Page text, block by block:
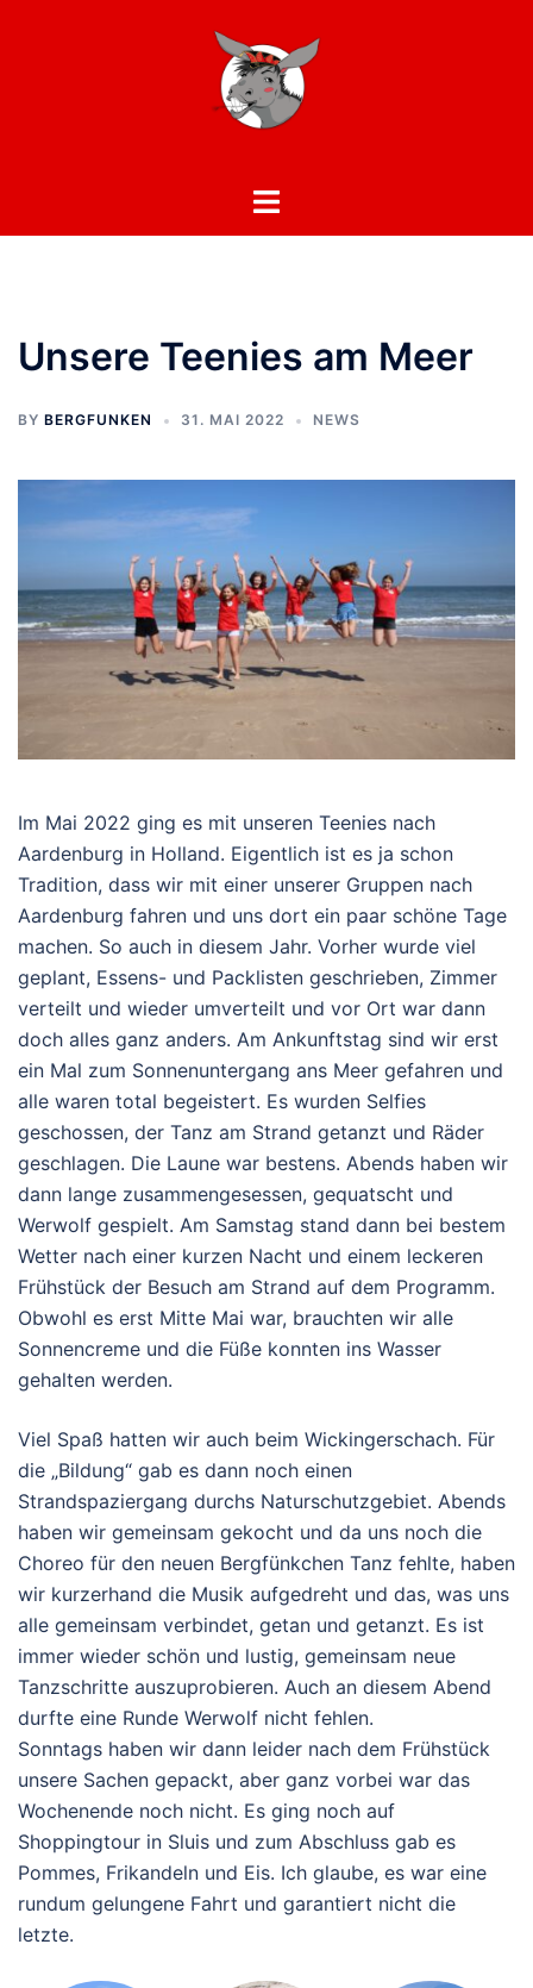
Toggle
Unsere Teenies am Meer
BY BERGFUNKEN 31. MAI 2022 NEWS
Im Mai 2022 ging es mit unseren Teenies nach
Aardenburg in Holland. Eigentlich ist es ja schon
Tradition, dass wir mit einer unserer Gruppen nach
Aardenburg fahren und uns dort ein paar schöne Tage
machen. So auch in diesem Jahr. Vorher wurde viel
geplant, Essens- und Packlisten geschrieben, Zimmer
verteilt und wieder umverteilt und vor Ort war dann
doch alles ganz anders. Am Ankunftstag sind wir erst
ein Mal zum Sonnenuntergang ans Meer gefahren und
alle waren total begeistert. Es wurden Selfies
geschossen, der Tanz am Strand getanzt und Räder
geschlagen. Die Laune war bestens. Abends haben wir
dann lange zusammengesessen, gequatscht und
Werwolf gespielt. Am Samstag stand dann bei bestem
Wetter nach einer kurzen Nacht und einem leckeren
Frühstück der Besuch am Strand auf dem Programm.
Obwohl es erst Mitte Mai war, brauchten wir alle
Sonnencreme und die Füße konnten ins Wasser
gehalten werden.
Viel Spaß hatten wir auch beim Wickingerschach. Für
die „Bildung“ gab es dann noch einen
Strandspaziergang durchs Naturschutzgebiet. Abends
haben wir gemeinsam gekocht und da uns noch die
Choreo für den neuen Bergfünkchen Tanz fehlte, haben
wir kurzerhand die Musik aufgedreht und das, was uns
alle gemeinsam verbindet, getan und getanzt. Es ist
immer wieder schön und lustig, gemeinsam neue
Tanzschritte auszuprobieren. Auch an diesem Abend
durfte eine Runde Werwolf nicht fehlen.
Sonntags haben wir dann leider nach dem Frühstück
unsere Sachen gepackt, aber ganz vorbei war das
Wochenende noch nicht. Es ging noch auf
Shoppingtour in Sluis und zum Abschluss gab es
Pommes, Frikandeln und Eis. Ich glaube, es war eine
rundum gelungene Fahrt und garantiert nicht die
letzte.